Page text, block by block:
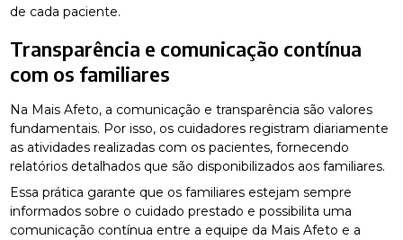
de cada paciente.
Transparência e comunicação contínua
com os familiares
Na Mais Afeto, a comunicação e transparência são valores
fundamentais. Por isso, os cuidadores registram diariamente
as atividades realizadas com os pacientes, fornecendo
relatórios detalhados que são disponibilizados aos familiares.
Essa prática garante que os familiares estejam sempre
informados sobre o cuidado prestado e possibilita uma
comunicação contínua entre a equipe da Mais Afeto e a